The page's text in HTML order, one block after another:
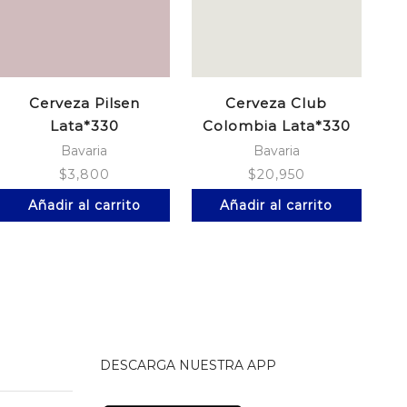
Cerveza Pilsen
Lata*330
Bavaria
$3,800
Añadir al carrito
Cerveza Club
Colombia Lata*330
Negra
Bavaria
$20,950
Añadir al carrito
DESCARGA NUESTRA APP